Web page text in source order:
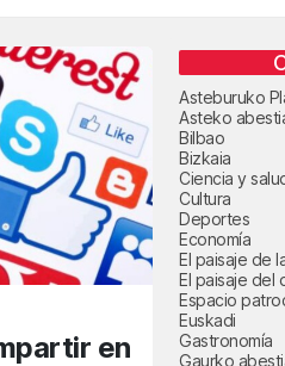
en
Asteburuko
Asteko
Bilbao
Bizkaia
Ciencia y
Cultura
Deportes
Economía
El paisaje de
El paisaje del
Espacio
Euskadi
Gastronomía
Gaurko